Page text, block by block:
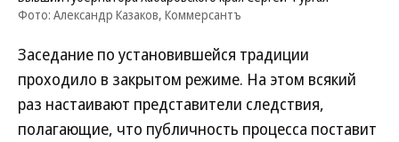
Фото: Александр Казаков, Коммерсантъ
Заседание по установившейся традиции
проходило в закрытом режиме. На этом всякий
раз настаивают представители следствия,
полагающие, что публичность процесса поставит